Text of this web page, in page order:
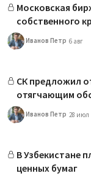
Московская
собственного
Иванов Петр 6 авг
СК предложил
отягчающим
Иванов Петр 28 июл
В Узбекистане
ценных бумаг